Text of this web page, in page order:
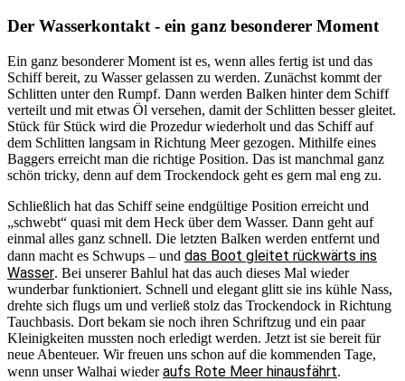
Der Wasserkontakt - ein ganz besonderer Moment
Ein ganz besonderer Moment ist es, wenn alles fertig ist und das
Schiff bereit, zu Wasser gelassen zu werden. Zunächst kommt der
Schlitten unter den Rumpf. Dann werden Balken hinter dem Schiff
verteilt und mit etwas Öl versehen, damit der Schlitten besser gleitet.
Stück für Stück wird die Prozedur wiederholt und das Schiff auf
dem Schlitten langsam in Richtung Meer gezogen. Mithilfe eines
Baggers erreicht man die richtige Position. Das ist manchmal ganz
schön tricky, denn auf dem Trockendock geht es gern mal eng zu.
Schließlich hat das Schiff seine endgültige Position erreicht und
„schwebt“ quasi mit dem Heck über dem Wasser. Dann geht auf
einmal alles ganz schnell. Die letzten Balken werden entfernt und
dann macht es Schwups – und das Boot gleitet rückwärts ins
Wasser. Bei unserer Bahlul hat das auch dieses Mal wieder
wunderbar funktioniert. Schnell und elegant glitt sie ins kühle Nass,
drehte sich flugs um und verließ stolz das Trockendock in Richtung
Tauchbasis. Dort bekam sie noch ihren Schriftzug und ein paar
Kleinigkeiten mussten noch erledigt werden. Jetzt ist sie bereit für
neue Abenteuer. Wir freuen uns schon auf die kommenden Tage,
wenn unser Walhai wiederaufs Rote Meer hinausfährt.